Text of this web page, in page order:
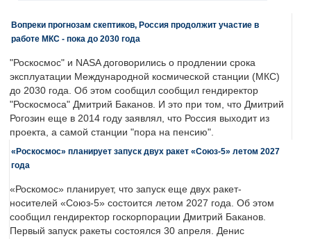
Вопреки прогнозам скептиков, Россия продолжит участие в
работе МКС - пока до 2030 года
"Роскосмос" и NASA договорились о продлении срока
эксплуатации Международной космической станции (МКС)
до 2030 года. Об этом сообщил сообщил гендиректор
"Роскосмоса" Дмитрий Баканов. И это при том, что Дмитрий
Рогозин еще в 2014 году заявлял, что Россия выходит из
проекта, а самой станции "пора на пенсию".
«Роскосмос» планирует запуск двух ракет «Союз-5» летом 2027
года
«Роскомос» планирует, что запуск еще двух ракет-
носителей «Союз-5» состоится летом 2027 года. Об этом
сообщил гендиректор госкорпорации Дмитрий Баканов.
Первый запуск ракеты состоялся 30 апреля. Денис